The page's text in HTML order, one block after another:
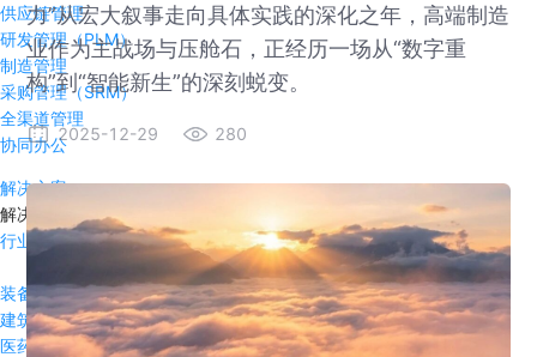
供应链管理
研发管理（PLM）
制造管理
采购管理（SRM）
全渠道管理
协同办公
解决方案
解决方案
行业方案
装备制造
建筑行业
医药流通
力”从宏大叙事走向具体实践的深化之年，高端制造
业作为主战场与压舱石，正经历一场从“数字重
构”到“智能新生”的深刻蜕变。
2025-12-29 280